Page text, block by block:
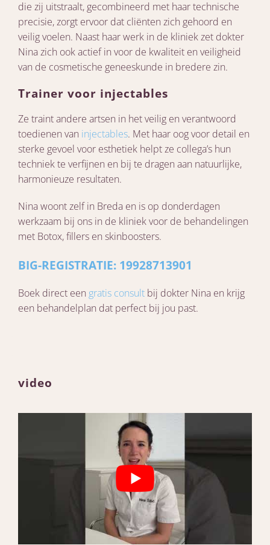
die zij uitstraalt, gecombineerd met haar technische
precisie, zorgt ervoor dat cliënten zich gehoord en
veilig voelen. Naast haar werk in de kliniek zet dokter
Nina zich ook actief in voor de kwaliteit en veiligheid
van de cosmetische geneeskunde in bredere zin.
Trainer voor injectables
Ze traint andere artsen in het veilig en verantwoord
toedienen van injectables. Met haar oog voor detail en
sterke gevoel voor esthetiek helpt ze collega’s hun
techniek te verfijnen en bij te dragen aan natuurlijke,
harmonieuze resultaten.
Nina woont zelf in Breda en is op donderdagen
werkzaam bij ons in de kliniek voor de behandelingen
met Botox, fillers en skinboosters.
BIG-REGISTRATIE: 19928713901
Boek direct een gratis consult bij dokter Nina en krijg
een behandelplan dat perfect bij jou past.
video